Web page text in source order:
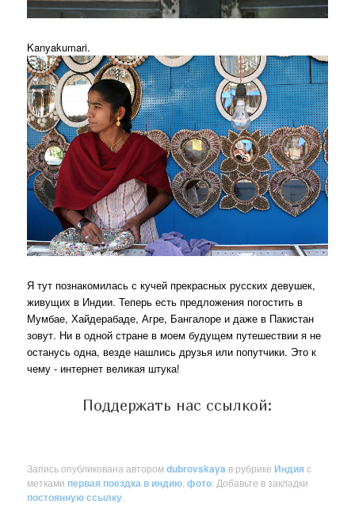
Kanyakumari.
Я тут познакомилась с кучей прекрасных русских девушек,
живущих в Индии. Теперь есть предложения погостить в
Мумбае, Хайдерабаде, Агре, Бангалоре и даже в Пакистан
зовут. Ни в одной стране в моем будущем путешествии я не
останусь одна, везде нашлись друзья или попутчики. Это к
чему - интернет великая штука!
Поддержать нас ссылкой:
Запись опубликована авторомdubrovskaya в рубрикеИндия с
метками первая поездка в индию ,фото . Добавьте в закладки
постоянную ссылку